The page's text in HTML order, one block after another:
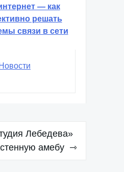
— как
решать
связи в сети
Новости
Лебедева»
амебу